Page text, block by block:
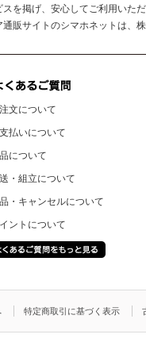
を掲げ、安心してご利用いた
販サイトのシマホネットは、
文について
払いについて
について
・組立について
・キャンセルについて
ントについて
特定商取引に基づく表示